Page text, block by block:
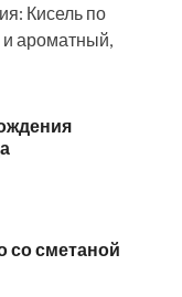
Кисель по
ароматный,
со сметаной